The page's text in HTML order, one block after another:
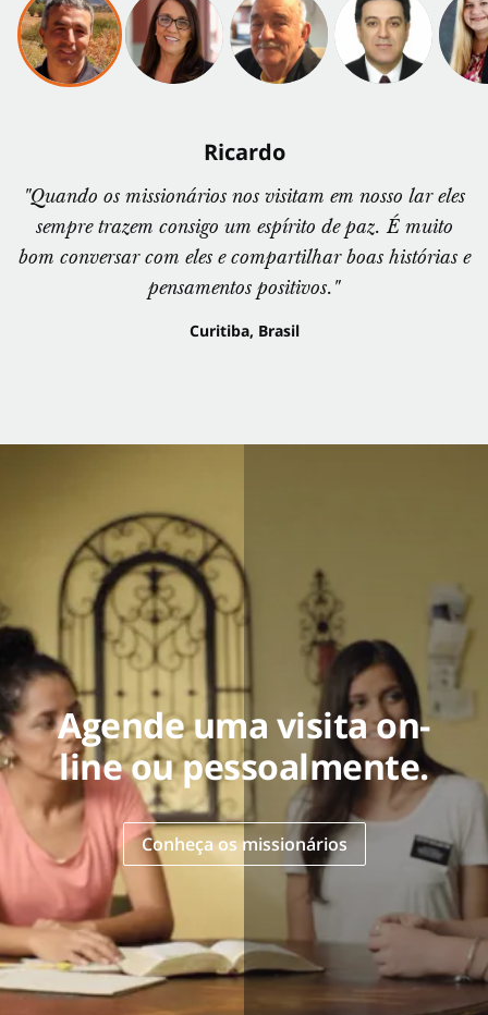
Ricardo
"Quando os missionários nos visitam em nosso lar eles
sempre trazem consigo um espírito de paz. É muito
bom conversar com eles e compartilhar boas histórias e
pensamentos positivos."
Curitiba, Brasil
Agende uma visita on-
line ou pessoalmente.
Conheça os missionários